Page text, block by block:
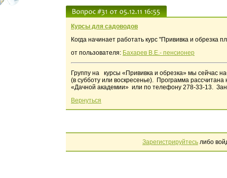
Курсы для садоводов
Когда начинает работать курс "Прививка и обрезка
от пользователя: Бахарев В.Е.- пенсионер
Группу на курсы «Прививка и обрезка» мы сейчас
(в субботу или воскресенье). Программа
«Дачной академии» или по телефону 278-33-13.
Вернуться
Зарегистрируйтесь либо